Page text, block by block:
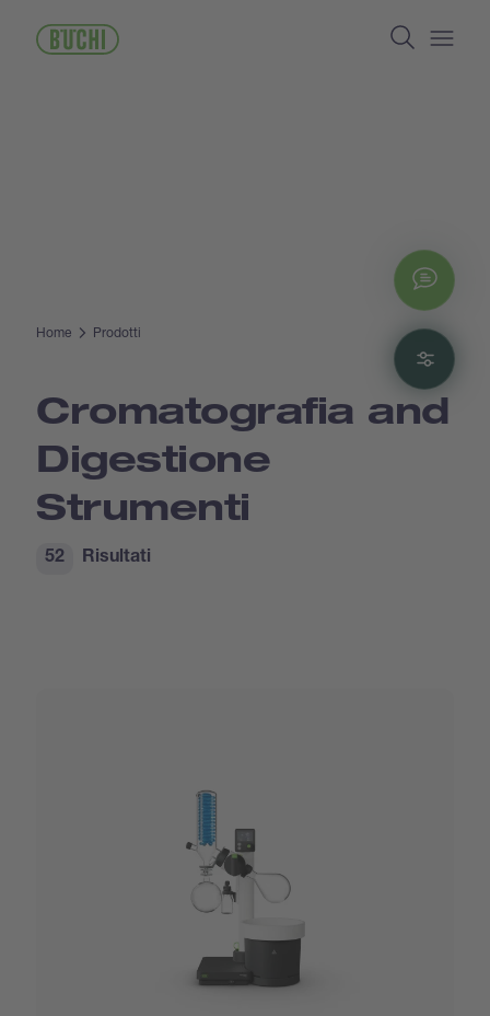
contenuto
Search
Home Prodotti
Cromatografia and
Digestione
Strumenti
Risultati
52